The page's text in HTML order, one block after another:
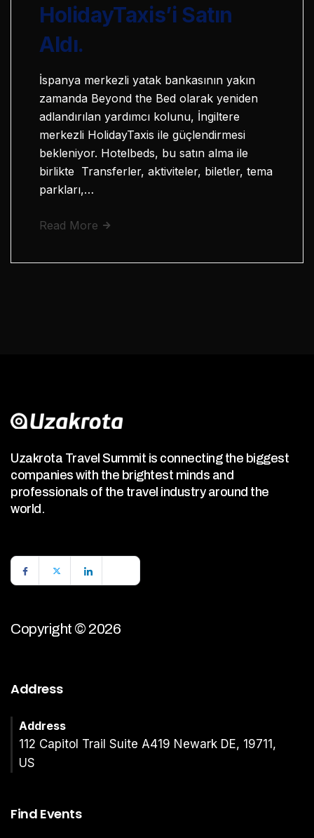
HolidayTaxis’i Satın
Aldı.
İspanya merkezli yatak bankasının yakın
zamanda Beyond the Bed olarak yeniden
adlandırılan yardımcı kolunu, İngiltere
merkezli HolidayTaxis ile güçlendirmesi
bekleniyor. Hotelbeds, bu satın alma ile
birlikte Transferler, aktiviteler, biletler, tema
parkları,…
Read More
Uzakrota Travel Summit is connecting the biggest
companies with the brightest minds and
professionals of the travel industry around the
world.
Copyright © 2026
Address
Address
112 Capitol Trail Suite A419 Newark DE, 19711,
US
Find Events